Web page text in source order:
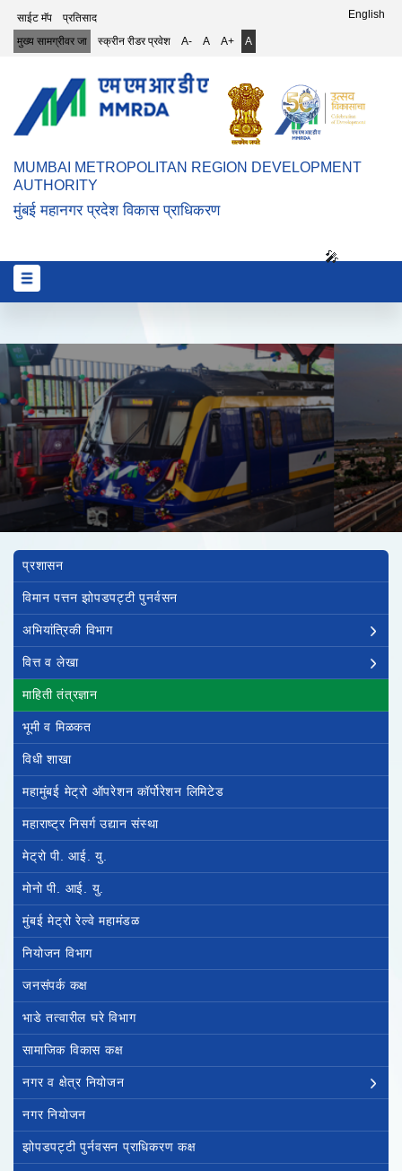
Top Header Menu
साईट मॅप
प्रतिसाद
मुख्य सामग्रीवर जा
स्क्रीन रीडर प्रवेश A- A A+ A
English
MUMBAI METROPOLITAN REGION DEVELOPMENT
AUTHORITY
मुंबई महानगर प्रदेश विकास प्राधिकरण
🎤
Main navigation
प्रशासन
विमान पत्तन झोपडपट्टी पुनर्वसन
अभियांत्रिकी विभाग
वित्त व लेखा
माहिती तंत्रज्ञान
भूमी व मिळकत
विधी शाखा
महामुंबई मेट्रो ऑपरेशन कॉर्पोरेशन लिमिटेड
महाराष्ट्र निसर्ग उद्यान संस्था
मेट्रो पी. आई. यु.
मोनो पी. आई. यु.
मुंबई मेट्रो रेल्वे महामंडळ
नियोजन विभाग
जनसंपर्क कक्ष
भाडे तत्वारील घरे विभाग
सामाजिक विकास कक्ष
नगर व क्षेत्र नियोजन
नगर नियोजन
झोपडपट्टी पुर्नवसन प्राधिकरण कक्ष